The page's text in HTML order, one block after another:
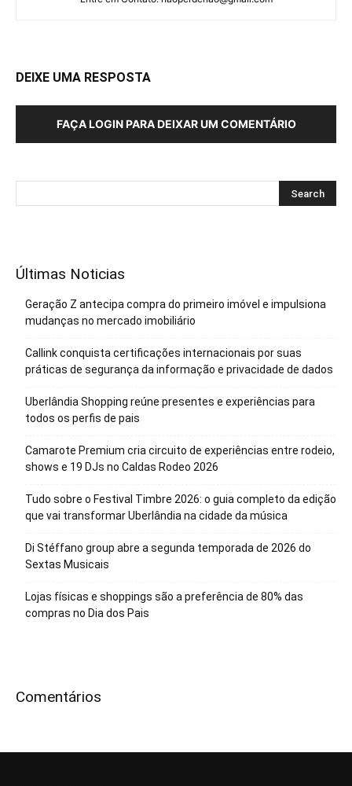
DEIXE UMA RESPOSTA
FAÇA LOGIN PARA DEIXAR UM COMENTÁRIO
Últimas Noticias
Geração Z antecipa compra do primeiro imóvel e impulsiona
mudanças no mercado imobiliário
Callink conquista certificações internacionais por suas
práticas de segurança da informação e privacidade de dados
Uberlândia Shopping reúne presentes e experiências para
todos os perfis de pais
Camarote Premium cria circuito de experiências entre rodeio,
shows e 19 DJs no Caldas Rodeo 2026
Tudo sobre o Festival Timbre 2026: o guia completo da edição
que vai transformar Uberlândia na cidade da música
Di Stéffano group abre a segunda temporada de 2026 do
Sextas Musicais
Lojas físicas e shoppings são a preferência de 80% das
compras no Dia dos Pais
Comentários